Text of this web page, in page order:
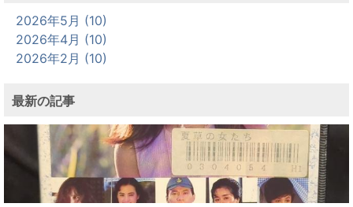
2026年5月 (10)
2026年4月 (10)
2026年2月 (10)
最新の記事